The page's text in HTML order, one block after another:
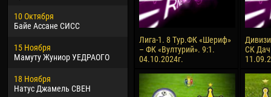
10 Октября
Байе Ассане СИСС
15 Ноября
Мамуту Жуниор УЕДРАОГО
18 Ноября
Натус Джамель СВЕН
02 Марта
Вячеслав КОЗМА
09 Марта
Эммануэль АФЕТСЕ
Хайдер Морено АСПРИЛЬЯ
24
15
Лига-1. 8 Тур.ФК «Шериф»
– ФК «Вултурий». 9:1.
04.10.2024г.
СК